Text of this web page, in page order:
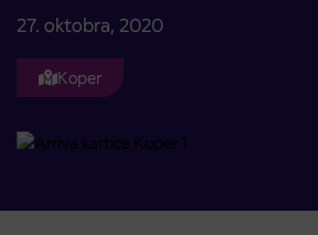
27. oktobra, 2020
Koper